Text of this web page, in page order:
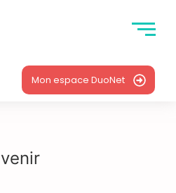
Mon espace DuoNet